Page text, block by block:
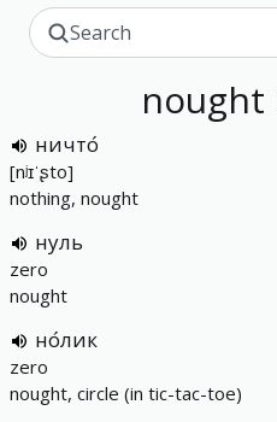
nought
ничто́
[nʲɪˈʂto]
nothing, nought
нуль
zero
nought
но́лик
zero
nought, circle (in tic-tac-toe)